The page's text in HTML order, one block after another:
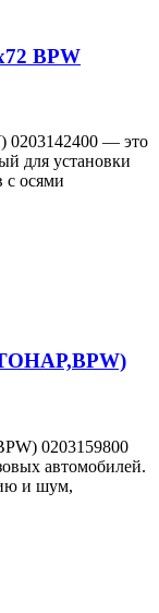
BPW
0203142400 — это
для установки
с осями
0203159800
автомобилей.
и шум,